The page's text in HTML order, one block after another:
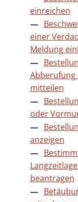
einreichen
einer
Meldung
Abberufung
mitteilen
oder
anzeigen
beantragen